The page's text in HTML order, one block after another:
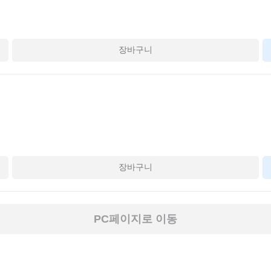
장바구니
장바구니
PC페이지로 이동